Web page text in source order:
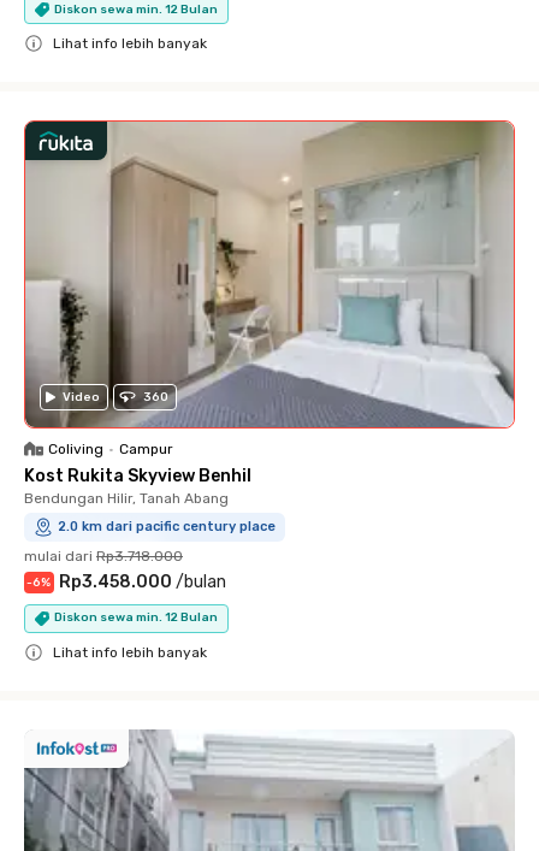
Diskon sewa min. 12 Bulan
Lihat info lebih banyak
Video 360
Coliving • Campur
Kost Rukita Skyview Benhil
Bendungan Hilir, Tanah Abang
2.0 km dari pacific century place
mulai dari Rp3.718.000
-6% Rp3.458.000 /bulan
Diskon sewa min. 12 Bulan
Lihat info lebih banyak